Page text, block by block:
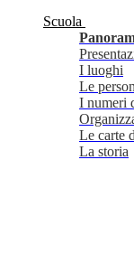
Scuola
I luoghi
Le
I numeri
Le carte
La storia